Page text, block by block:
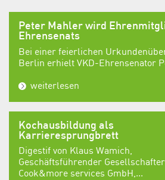
Peter Mahler wird
Ehrensenats
Bei einer feierlichen
Berlin erhielt VKD-Ehrensenator
weiterlesen
Kochausbildung als
Karrieresprungbrett
Digestif von Klaus Wamich,
Geschäftsführender Gesellschafter
Cook&more services GmbH,...